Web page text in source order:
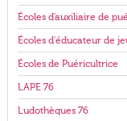
Écoles d'auxiliaire de
Écoles d'éducateur de
Écoles de Puéricultrice
LAPE 76
Ludothèques 76